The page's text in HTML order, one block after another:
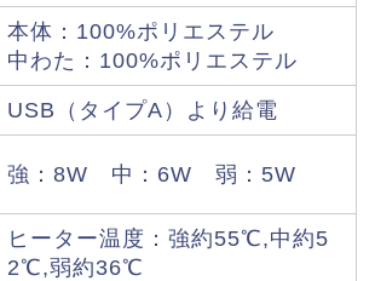
本体：100%ポリエステル
中わた：100%ポリエステル
USB（タイプA）より給電
強：8W 中：6W 弱：5W
ヒーター温度：強約55℃,中約5
2℃,弱約36℃